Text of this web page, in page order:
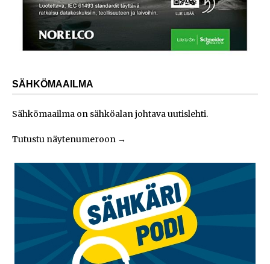
SÄHKÖMAAILMA
Sähkömaailma on sähköalan johtava uutislehti.
Tutustu näytenumeroon →